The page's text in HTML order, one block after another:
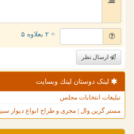
= ۲ بعلاوه ۵
ارسال نظر
لینک دوستان لینك وبسایت
تبلیغات انتخابات مجلس
مستر گرین وال | مجری و طراح انواع دیوار سبز